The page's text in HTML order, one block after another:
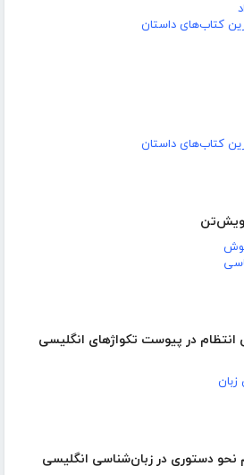
کتاب‌های داستان
کتاب‌های داستان
انتظام در پیوست تکواژهای انگلیسی
نحو دستوری در زبان‌شناسی انگلیسی